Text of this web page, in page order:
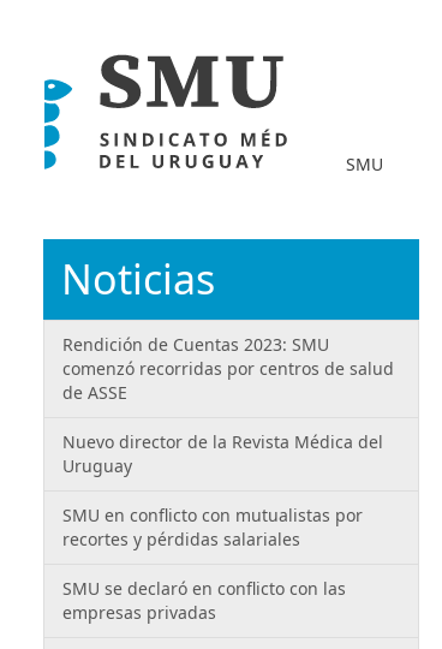
SMU
Noticias
Rendición de Cuentas 2023: SMU
comenzó recorridas por centros de salud
de ASSE
Nuevo director de la Revista Médica del
Uruguay
SMU en conflicto con mutualistas por
recortes y pérdidas salariales
SMU se declaró en conflicto con las
empresas privadas